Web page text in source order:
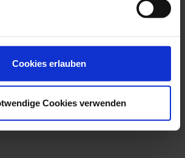
Cookies erlauben
Cookies verwenden